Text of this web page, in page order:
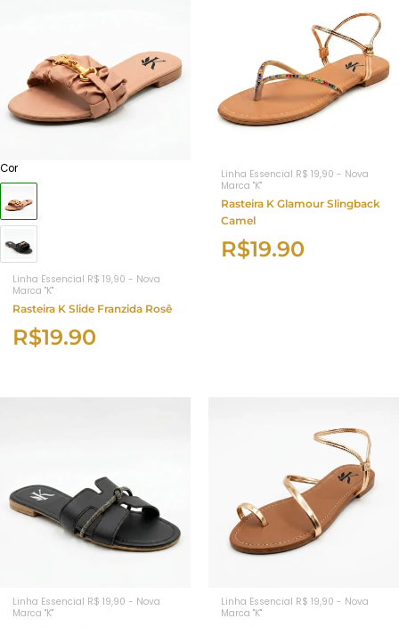
Cor
Linha Essencial R$ 19,90 - Nova
Marca "K"
Rasteira K Slide Franzida Rosê
R$19.90
Linha Essencial R$ 19,90 - Nova
Marca "K"
Rasteira K Glamour Slingback
Camel
R$19.90
Linha Essencial R$ 19,90 - Nova
Marca "K"
Linha Essencial R$ 19,90 - Nova
Marca "K"